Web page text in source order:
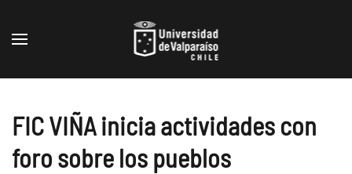
Skip to main content
FIC VIÑA inicia actividades con
foro sobre los pueblos